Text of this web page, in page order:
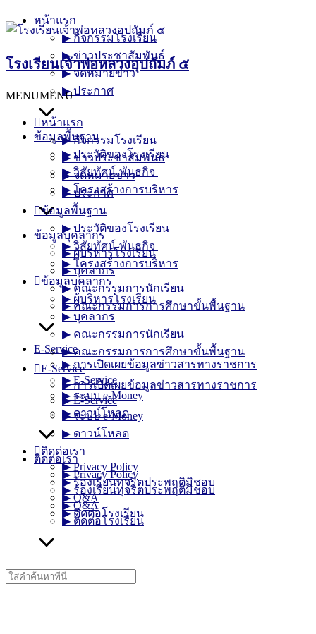
Skip
to
โรงเรียนเจ้าพ่อหลวงอุปถัมภ์ ๕
MENUMENU
หน้าแรก
▶︎ กิจกรรมโรงเรียน
▶︎ ข่าวประชาสัมพันธ์
▶︎ จดหมายข่าว
▶︎ ประกาศ
ข้อมูลพื้นฐาน
▶︎ ประวัติของโรงเรียน
▶︎ วิสัยทัศน์-พันธกิจ
▶︎ โครงสร้างการบริหาร
ข้อมูลบุคลากร
▶︎ ผู้บริหารโรงเรียน
▶︎ บุคลากร
▶︎ คณะกรรมการนักเรียน
▶︎ คณะกรรมการการศึกษาขั้นพื้นฐาน
E-Service
▶︎ การเปิดเผยข้อมูลข่าวสารทางราชการ
▶︎ E-Service
▶︎ ระบบ e-Money
▶︎ ดาวน์โหลด
ติดต่อเรา
▶︎ Privacy Policy
▶︎ ร้องเรียนทุจริตประพฤติมิชอบ
▶︎ Q&A
▶︎ ติดต่อโรงเรียน
หน้าแรก
▶︎ กิจกรรมโรงเรียน
▶︎ ข่าวประชาสัมพันธ์
▶︎ จดหมายข่าว
▶︎ ประกาศ
ข้อมูลพื้นฐาน
▶︎ ประวัติของโรงเรียน
▶︎ วิสัยทัศน์-พันธกิจ
▶︎ โครงสร้างการบริหาร
ข้อมูลบุคลากร
▶︎ ผู้บริหารโรงเรียน
▶︎ บุคลากร
▶︎ คณะกรรมการนักเรียน
▶︎ คณะกรรมการการศึกษาขั้นพื้นฐาน
E-Service
▶︎ การเปิดเผยข้อมูลข่าวสารทางราชการ
▶︎ E-Service
▶︎ ระบบ e-Money
▶︎ ดาวน์โหลด
ติดต่อเรา
▶︎ Privacy Policy
▶︎ ร้องเรียนทุจริตประพฤติมิชอบ
▶︎ Q&A
▶︎ ติดต่อโรงเรียน
Search
for: